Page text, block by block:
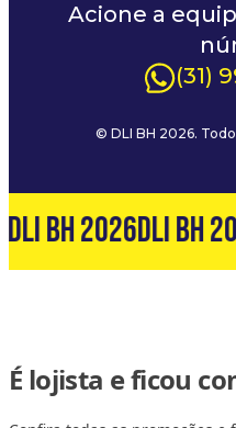
Acione a
(31)
© DLI BH 2026.
DLI BH 2026DLI BH
É lojista e ficou